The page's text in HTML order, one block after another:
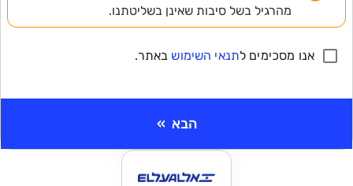
מהרגיל בשל סיבות שאינן בשליטתנו.
אנו מסכימים לתנאי השימוש באתר.
הבא »